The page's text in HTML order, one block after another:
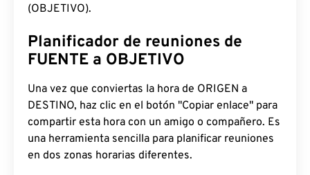
(OBJETIVO).
Planificador de reuniones de
FUENTE a OBJETIVO
Una vez que conviertas la hora de ORIGEN a
DESTINO, haz clic en el botón "Copiar enlace" para
compartir esta hora con un amigo o compañero. Es
una herramienta sencilla para planificar reuniones
en dos zonas horarias diferentes.